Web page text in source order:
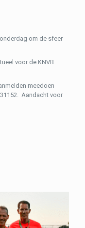
om de sfeer
voor de KNVB
meedoen
Aandacht voor